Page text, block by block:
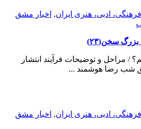
فرهنگی، ادبی، هنری ایران, اخبار مشق
سخن(۲۳)
/ مراحل و توضیحات فرآیند انتشار
شب رضا هوشمند ...
فرهنگی، ادبی، هنری ایران, اخبار مشق